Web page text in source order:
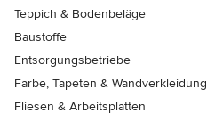
Teppich & Bodenbeläge
Baustoffe
Entsorgungsbetriebe
Farbe, Tapeten & Wandverkleidung
Fliesen & Arbeitsplatten